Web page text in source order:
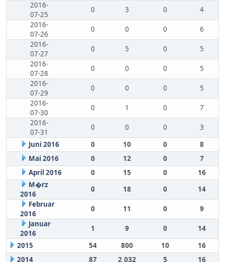
2016-
07-25
0 3 0
4
2016-
07-26
0 0 0
6
2016-
07-27
0 5 0
5
2016-
07-28
0 0 0
5
2016-
07-29
0 0 0
5
2016-
07-30
0 1 0
7
2016-
07-31
0 0 0
3
Juni 2016
0 10 0
8
Mai 2016
0 12 0
7
April 2016
0 15 0
16
M�rz
2016
0 18 0
14
Februar
2016
0 11 0
9
Januar
2016
1 9 0
14
2015
54 800 10
16
2014
87 2,032 5 16